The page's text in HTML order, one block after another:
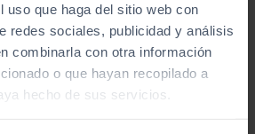
uso que haga del sitio web con
redes sociales, publicidad y análisis
combinarla con otra información
o que hayan recopilado a
hecho de sus servicios.